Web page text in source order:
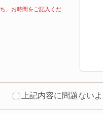
、お時間をご記入くだ
上記内容に問題ない